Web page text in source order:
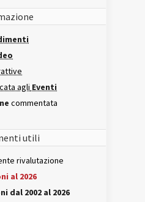
agli Eventi
commentata
utili
rivalutazione
al 2026
dal 2002 al 2026